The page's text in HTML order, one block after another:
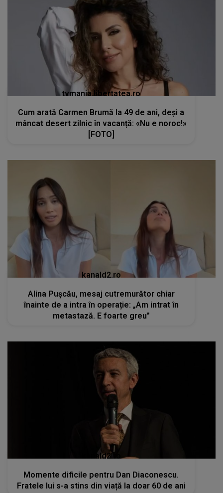
tvmania.libertatea.ro
Cum arată Carmen Brumă la 49 de ani, deși a
mâncat desert zilnic în vacanță: «Nu e noroc!»
[FOTO]
kanald2.ro
Alina Pușcău, mesaj cutremurător chiar
înainte de a intra în operație: „Am intrat în
metastază. E foarte greu”
kanald2.ro
Momente dificile pentru Dan Diaconescu.
Fratele lui s-a stins din viață la doar 60 de ani